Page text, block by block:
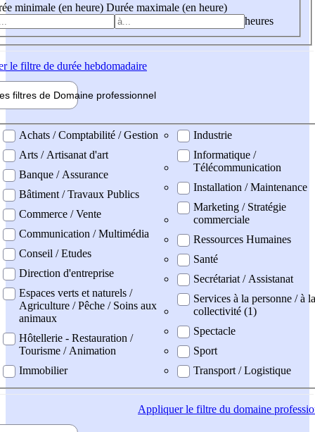
minimale (en heure) Durée maximale (en heure)
heures
le filtre de durée hebdomadaire
filtres de Domaine professionnel
professionel
Achats / Comptabilité / Gestion
Arts / Artisanat d'art
Banque / Assurance
Bâtiment / Travaux Publics
Commerce / Vente
Communication / Multimédia
Conseil / Etudes
Direction d'entreprise
Espaces verts et naturels /
Agriculture / Pêche / Soins aux
animaux
Hôtellerie - Restauration /
Tourisme / Animation
Immobilier
Industrie
Informatique /
Télécommunication
Installation / Maintenance
Marketing / Stratégie
commerciale
Ressources Humaines
Santé
Secrétariat / Assistanat
Services à la personne / à la
collectivité (1)
Spectacle
Sport
Transport / Logistique
Appliquerle filtre du domaine